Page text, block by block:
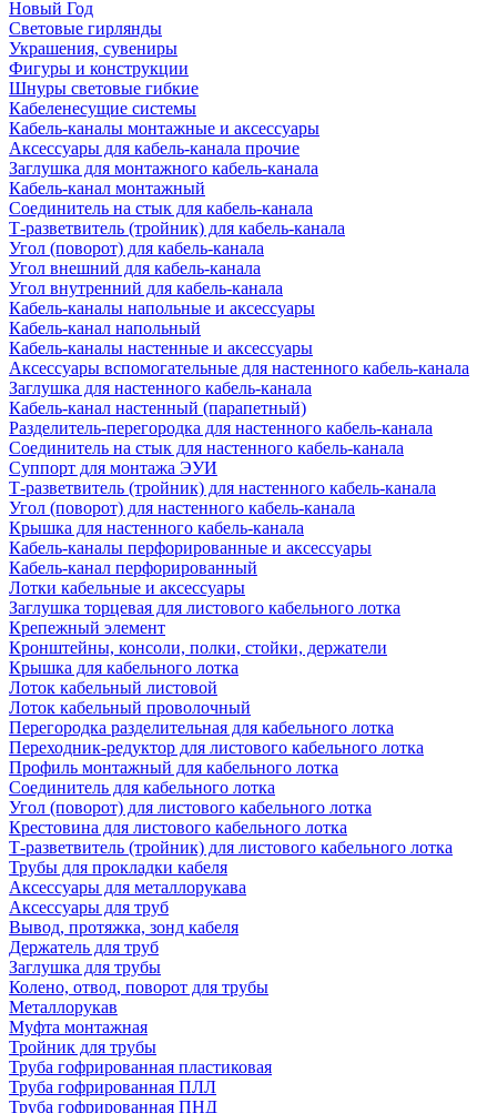
Новый Год
Световые гирлянды
Украшения, сувениры
Фигуры и конструкции
Шнуры световые гибкие
Кабеленесущие системы
Кабель-каналы монтажные и аксессуары
Аксессуары для кабель-канала прочие
Заглушка для монтажного кабель-канала
Кабель-канал монтажный
Соединитель на стык для кабель-канала
Т-разветвитель (тройник) для кабель-канала
Угол (поворот) для кабель-канала
Угол внешний для кабель-канала
Угол внутренний для кабель-канала
Кабель-каналы напольные и аксессуары
Кабель-канал напольный
Кабель-каналы настенные и аксессуары
Аксессуары вспомогательные для настенного кабель-канала
Заглушка для настенного кабель-канала
Кабель-канал настенный (парапетный)
Разделитель-перегородка для настенного кабель-канала
Соединитель на стык для настенного кабель-канала
Суппорт для монтажа ЭУИ
Т-разветвитель (тройник) для настенного кабель-канала
Угол (поворот) для настенного кабель-канала
Крышка для настенного кабель-канала
Кабель-каналы перфорированные и аксессуары
Кабель-канал перфорированный
Лотки кабельные и аксессуары
Заглушка торцевая для листового кабельного лотка
Крепежный элемент
Кронштейны, консоли, полки, стойки, держатели
Крышка для кабельного лотка
Лоток кабельный листовой
Лоток кабельный проволочный
Перегородка разделительная для кабельного лотка
Переходник-редуктор для листового кабельного лотка
Профиль монтажный для кабельного лотка
Соединитель для кабельного лотка
Угол (поворот) для листового кабельного лотка
Крестовина для листового кабельного лотка
Т-разветвитель (тройник) для листового кабельного лотка
Трубы для прокладки кабеля
Аксессуары для металлорукава
Аксессуары для труб
Вывод, протяжка, зонд кабеля
Держатель для труб
Заглушка для трубы
Колено, отвод, поворот для трубы
Металлорукав
Муфта монтажная
Тройник для трубы
Труба гофрированная пластиковая
Труба гофрированная ПЛЛ
Труба гофрированная ПНД